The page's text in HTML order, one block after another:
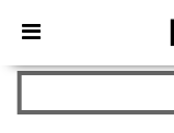
× Appli
Meilleurs prix